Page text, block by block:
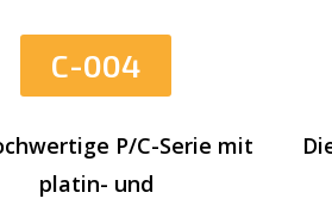
C-004
P/C-Serie mit
platin- und